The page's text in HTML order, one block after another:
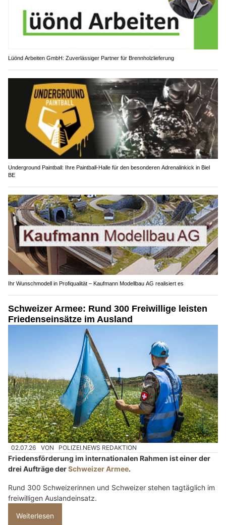
Lüönd Arbeiten GmbH: Zuverlässiger Partner für Brennholzlieferung
Underground Paintball: Ihre Paintball-Halle für den besonderen Adrenalinkick in Biel
BE
Ihr Wunschmodell in Profiqualität – Kaufmann Modellbau AG realisiert es
Schweizer Armee: Rund 300 Freiwillige leisten
Friedenseinsätze im Ausland
02.07.26 VON POLIZEI.NEWS REDAKTION
Friedensförderung im internationalen Rahmen ist einer der
drei Aufträge derSchweizer Armee.
Rund 300 Schweizerinnen und Schweizer stehen tagtäglich im
freiwilligen Auslandeinsatz.
Weiterlesen